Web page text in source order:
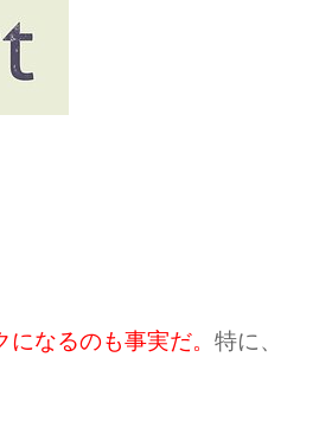
なるのも事実だ。 特に、